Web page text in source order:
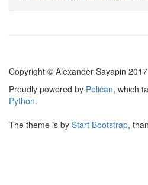
Copyright © Alexander Sayapin 2017
Proudly powered by Pelican, which
Python.
The theme is by Start Bootstrap,